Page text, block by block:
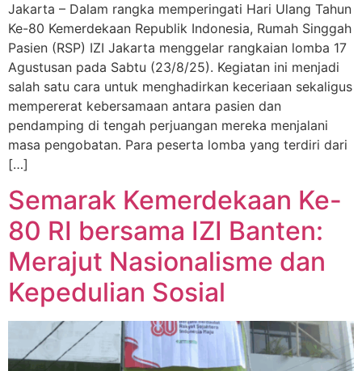
Jakarta – Dalam rangka memperingati Hari Ulang Tahun
Ke-80 Kemerdekaan Republik Indonesia, Rumah Singgah
Pasien (RSP) IZI Jakarta menggelar rangkaian lomba 17
Agustusan pada Sabtu (23/8/25). Kegiatan ini menjadi
salah satu cara untuk menghadirkan keceriaan sekaligus
mempererat kebersamaan antara pasien dan
pendamping di tengah perjuangan mereka menjalani
masa pengobatan. Para peserta lomba yang terdiri dari
[…]
Semarak Kemerdekaan Ke-
80 RI bersama IZI Banten:
Merajut Nasionalisme dan
Kepedulian Sosial